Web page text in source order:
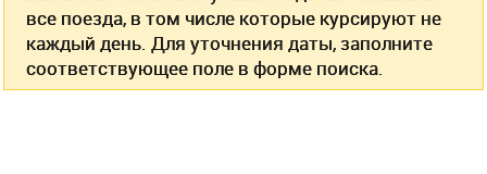
все поезда, в том числе которые курсируют не
каждый день. Для уточнения даты, заполните
соответствующее поле в форме поиска.